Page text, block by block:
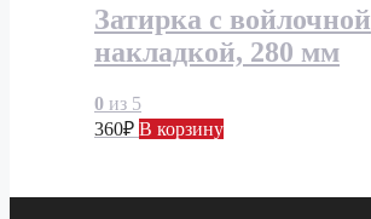
Затирка с войлочной
накладкой, 280 мм
0 из 5
360₽ В корзину